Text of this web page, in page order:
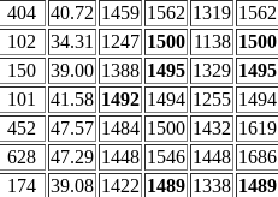
404 40.72 1459 1562 1319 1562
102 34.31 1247 1500 1138 1500
150 39.00 1388 1495 1329 1495
101 41.58 1492 1494 1255 1494
452 47.57 1484 1500 1432 1619
628 47.29 1448 1546 1448 1686
174 39.08 1422 1489 1338 1489